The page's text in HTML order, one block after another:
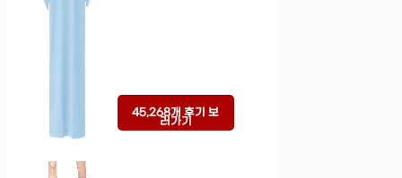
45,268개 후기 보
러가기